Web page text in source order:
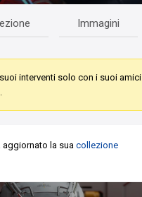
Immagini
interventi solo con i suoi
aggiornato la suacollezione